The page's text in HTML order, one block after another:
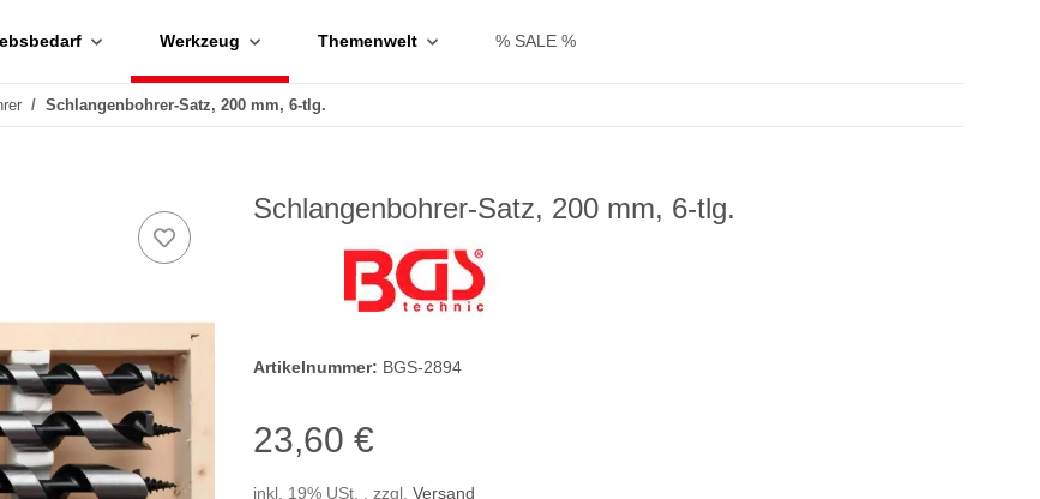
Werkzeug Themenwelt % SALE %
Schlangenbohrer-Satz, 200 mm, 6-tlg.
Schlangenbohrer-Satz, 200 mm, 6-tlg.
Artikelnummer: BGS-2894
23,60 €
inkl. 19% USt. , zzgl. Versand